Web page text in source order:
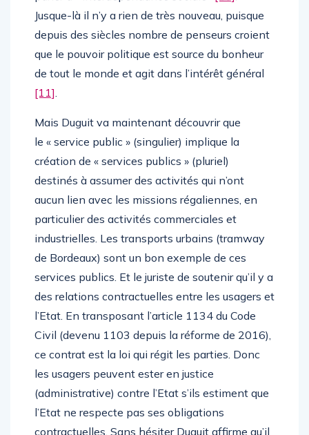
Jusque-là il n’y a rien de très nouveau, puisque
depuis des siècles nombre de penseurs croient
que le pouvoir politique est source du bonheur
de tout le monde et agit dans l’intérêt général
[11].
Mais Duguit va maintenant découvrir que
le « service public » (singulier) implique la
création de « services publics » (pluriel)
destinés à assumer des activités qui n’ont
aucun lien avec les missions régaliennes, en
particulier des activités commerciales et
industrielles. Les transports urbains (tramway
de Bordeaux) sont un bon exemple de ces
services publics. Et le juriste de soutenir qu’il y a
des relations contractuelles entre les usagers et
l’Etat. En transposant l’article 1134 du Code
Civil (devenu 1103 depuis la réforme de 2016),
ce contrat est la loi qui régit les parties. Donc
les usagers peuvent ester en justice
(administrative) contre l’Etat s’ils estiment que
l’Etat ne respecte pas ses obligations
contractuelles. Sans hésiter Duguit affirme qu’il